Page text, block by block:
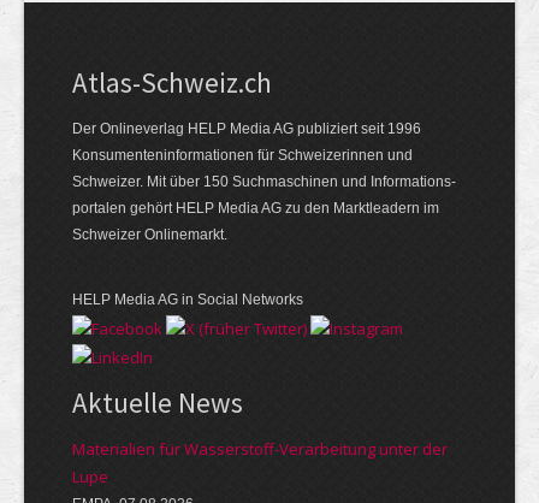
Atlas-Schweiz.ch
Der Onlineverlag HELP Media AG publiziert seit 1996
Konsumenten­infor­mationen für Schwei­zerinnen und
Schweizer. Mit über 150 Such­ma­schinen und Infor­mations­
portalen gehört HELP Media AG zu den Markt­leadern im
Schweizer Onlinemarkt.
HELP Media AG in Social Networks
Aktuelle News
Materialien für Wasserstoff-Verarbeitung unter der
Lupe